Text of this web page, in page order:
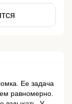
Ее задача
равномерно.